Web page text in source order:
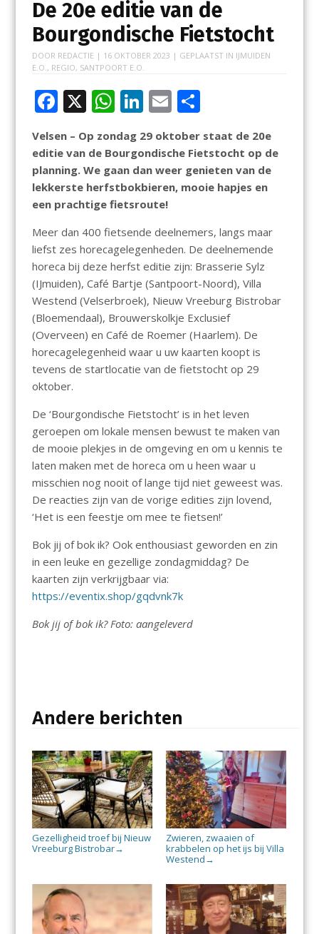
De 20e editie van de
Bourgondische Fietstocht
DOOR REDACTIE | 16 OKTOBER 2023 | GEPLAATST IN IJMUIDEN
E.O. , REGIO, SANTPOORT E.O.
F
e
b
o
o
k
X W
h
at
s
A
p
p
Li
k
e
dI
n
E
m
ai
l
D
e
n
Velsen – Op zondag 29 oktober staat de 20e
editie van de Bourgondische Fietstocht op de
planning. We gaan dan weer genieten van de
lekkerste herfstbokbieren, mooie hapjes en
een prachtige fietsroute!
Meer dan 400 fietsende deelnemers, langs maar
liefst zes horecagelegenheden. De deelnemende
horeca bij deze herfst editie zijn: Brasserie Sylz
(IJmuiden), Café Bartje (Santpoort-Noord), Villa
Westend (Velserbroek), Nieuw Vreeburg Bistrobar
(Bloemendaal), Brouwerskolkje Exclusief
(Overveen) en Café de Roemer (Haarlem). De
horecagelegenheid waar u uw kaarten koopt is
tevens de startlocatie van de fietstocht op 29
oktober.
De ‘Bourgondische Fietstocht’ is in het leven
geroepen om lokale mensen bewust te maken van
de mooie plekjes in de omgeving en om u kennis te
laten maken met de horeca om u heen waar u
misschien nog nooit of lange tijd niet geweest was.
De reacties zijn van de vorige edities zijn lovend,
‘Het is een feestje om mee te fietsen!’
Bok jij of bok ik? Ook enthousiast geworden en zin
in een leuke en gezellige zondagmiddag? De
kaarten zijn verkrijgbaar via:
https://eventix.shop/gqdvnk7k
Bok jij of bok ik? Foto: aangeleverd
Andere berichten
Gezelligheid troef bij Nieuw
Vreeburg Bistrobar→
Zwieren, zwaaien of
krabbelen op het ijs bij Villa
Westend →